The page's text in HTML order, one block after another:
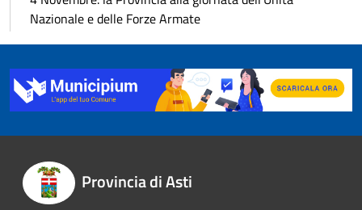
Nazionale e delle Forze Armate
Provincia di Asti